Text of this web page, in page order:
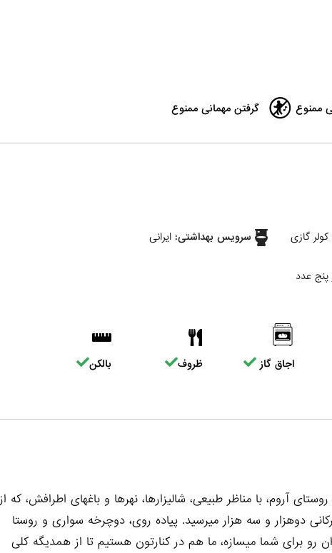
ممنوع گرفتن مهمانی ممنوع
کولر گازی سرویس بهداشتی: ایرانی
پنج عدد
اجاق گاز ظروف بالکن
آروم، با مناظر طبیعی، شالیزارها، نهرها و باغهای اطرافش، که از
دوهزار و سه هزار میرسید. پیاده روی، دوچرخه سواری و روستا
رو برای شما میسازه، ما هم در کنارتون هستیم تا از همدیگه کلی